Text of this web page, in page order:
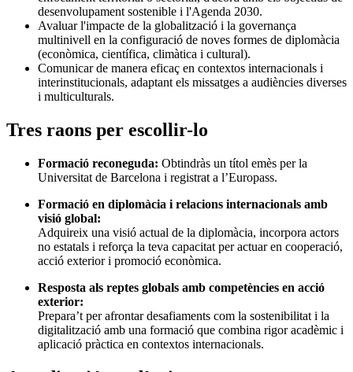
desenvolupament sostenible i l'Agenda 2030.
Avaluar l'impacte de la globalització i la governança
multinivell en la configuració de noves formes de diplomàcia
(econòmica, científica, climàtica i cultural).
Comunicar de manera eficaç en contextos internacionals i
interinstitucionals, adaptant els missatges a audiències diverses
i multiculturals.
Tres raons per escollir-lo
Formació reconeguda: Obtindràs un títol emès per la
Universitat de Barcelona i registrat a l’Europass.
Formació en diplomàcia i relacions internacionals amb
visió global:
Adquireix una visió actual de la diplomàcia, incorpora actors
no estatals i reforça la teva capacitat per actuar en cooperació,
acció exterior i promoció econòmica.
Resposta als reptes globals amb competències en acció
exterior:
Prepara’t per afrontar desafiaments com la sostenibilitat i la
digitalització amb una formació que combina rigor acadèmic i
aplicació pràctica en contextos internacionals.